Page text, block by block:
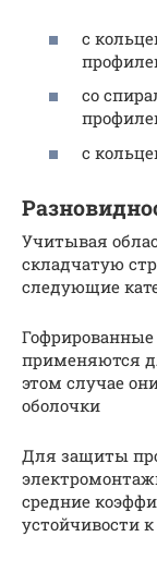
с
со
с
Учитывая
складчатую
следующие
применяются
этом случае
оболочки
Для защиты
средние
устойчивости